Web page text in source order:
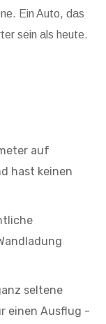
Ein Auto, das
sein als heute.
auf
hast keinen
seltene
einen Ausflug -